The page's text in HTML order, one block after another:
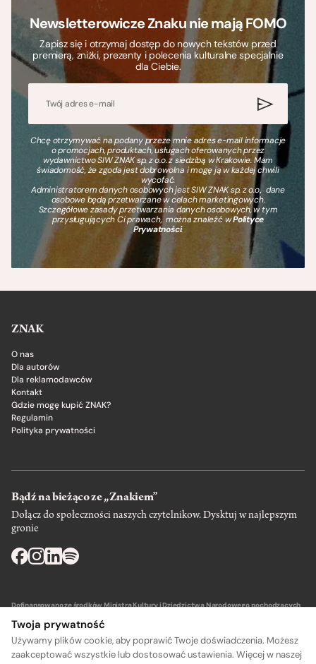
Newsletterowicze Znaku nie mają FOMO
Zapisz się i otrzymaj dostęp do nowych tekstów przed
premierą, zniżki, prezenty i polecenia kulturalne specjalnie
dla Ciebie.
Chcę otrzymywać na podany przeze mnie adres e-mail informacje
o promocjach, produktach, usługach oferowanych przez
wydawnictwo SIW ZNAK sp. z o.o. z siedzibą w Krakowie. Mam
świadomość, że zgoda jest dobrowolna i mogę ją w każdej chwili
wycofać.
Administratorem danych osobowych jest SIW ZNAK sp. z o.o., dane
osobowe będą przetwarzane w celach marketingowych.
Szczegółowe zasady przetwarzania danych osobowych, w tym
przysługujących Ci prawach, można znaleźć wPolityce
Prywatności.
ZNAK
O nas
Dla autorów
Dla reklamodawców
Kontakt
Gdzie mogę kupić ZNAK?
Regulamin
Polityka prywatności
Bądź na bieżąco ze „Znakiem”
Dołącz do społeczności naszych czytelnikow. Dysktuj w najlepszym
gronie
Dofinansowano ze środków Ministra Kultury i Dziedzictwa Narodowego pochodzących
Twoja prywatność
Używamy plików cookie, aby poprawić Twoje doświadczenia. Możesz
zaakceptować wszystkie lub dostosować ustawienia. Więcej w naszej